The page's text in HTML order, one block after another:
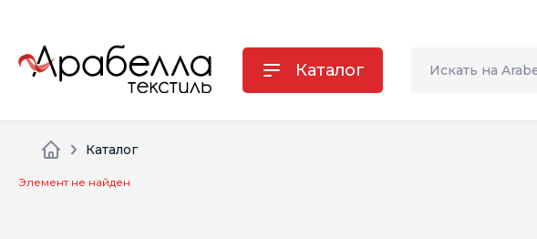
Каталог
Каталог
Элемент не найден